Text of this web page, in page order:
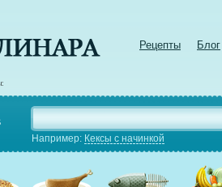
Рецепты Блог
Например: Кексы с начинкой